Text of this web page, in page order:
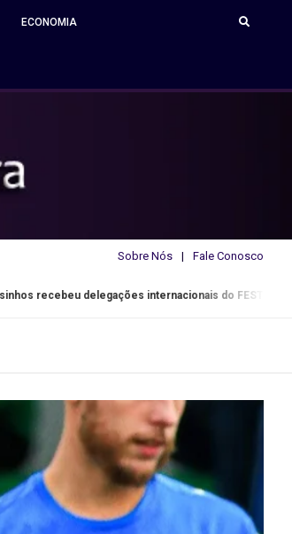
ECONOMIA
Sobre Nós Fale Conosco
internacionais do FESTARTE